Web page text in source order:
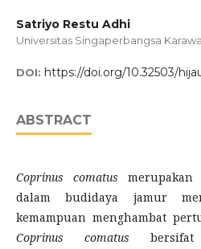
Satriyo Restu Adhi
Universitas Singaperbangsa
DOI: https://doi.org/10.32503/
ABSTRACT
Coprinus comatus
dalam budidaya jamur
kemampuan menghambat
Coprinus comatus bersifat